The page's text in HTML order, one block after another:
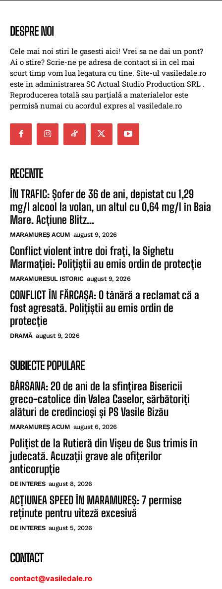
DESPRE NOI
Cele mai noi stiri le gasesti aici! Vrei sa ne dai un pont?
Ai o stire? Scrie-ne pe adresa de contact si in cel mai
scurt timp vom lua legatura cu tine. Site-ul vasiledale.ro
este in administrarea SC Actual Studio Production SRL .
Reproducerea totală sau parțială a materialelor este
permisă numai cu acordul expres al vasiledale.ro
RECENTE
ÎN TRAFIC: Șofer de 36 de ani, depistat cu 1,29
mg/l alcool la volan, un altul cu 0,64 mg/l în Baia
Mare. Acțiune Blitz...
MARAMUREȘ ACUM august 9, 2026
Conflict violent între doi frați, la Sighetu
Marmației: Polițiștii au emis ordin de protecție
MARAMURESUL ISTORIC august 9, 2026
CONFLICT ÎN FĂRCAȘA: O tânără a reclamat că a
fost agresată. Polițiștii au emis ordin de
protecție
DRAMĂ august 9, 2026
SUBIECTE POPULARE
BÂRSANA: 20 de ani de la sfințirea Bisericii
greco-catolice din Valea Caselor, sărbătoriți
alături de credincioși și PS Vasile Bizău
MARAMUREȘ ACUM august 6, 2026
Polițist de la Rutieră din Vișeu de Sus trimis în
judecată. Acuzații grave ale ofițerilor
anticorupție
DE INTERES august 8, 2026
ACȚIUNEA SPEED ÎN MARAMUREȘ: 7 permise
reținute pentru viteză excesivă
DE INTERES august 5, 2026
CONTACT
contact@vasiledale.ro